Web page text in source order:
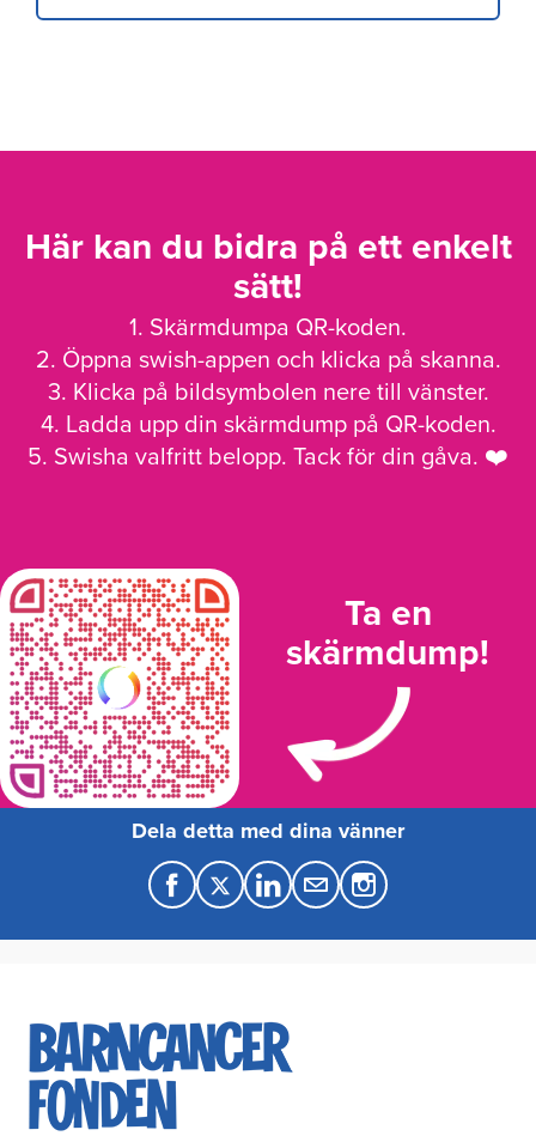
Här kan du bidra på ett enkelt
sätt!
1. Skärmdumpa QR-koden.
2. Öppna swish-appen och klicka på skanna.
3. Klicka på bildsymbolen nere till vänster.
4. Ladda upp din skärmdump på QR-koden.
5. Swisha valfritt belopp. Tack för din gåva. ❤️
Ta en
skärmdump!
Dela detta med dina vänner
F
a
e
b
T
w
t
t
L
i
k
e
M
a